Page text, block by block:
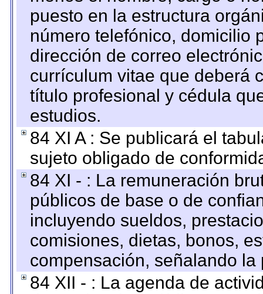
puesto en la estructura
número telefónico, domicilio
dirección de correo
currículum vitae que deberá
título profesional y cédula
estudios.
84 XI A : Se publicará el
sujeto obligado de
84 XI - : La remuneración
públicos de base o de
incluyendo sueldos,
comisiones, dietas, bonos,
compensación, señalando
84 XII - : La agenda de